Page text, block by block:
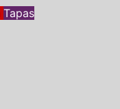
Tapas